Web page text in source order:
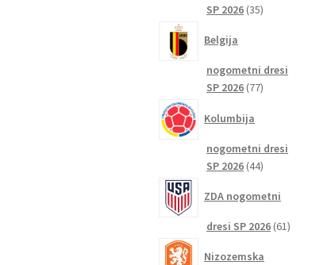
SP 2026 3535
Belgija
nogometni dresi
SP 2026 7777
Kolumbija
nogometni dresi
SP 2026 4444
ZDA nogometni
dresi SP 2026 6161
Nizozemska